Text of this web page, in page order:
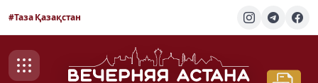
#Таза Қазақстан